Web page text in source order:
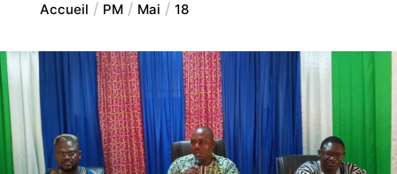
Accueil PM Mai 18